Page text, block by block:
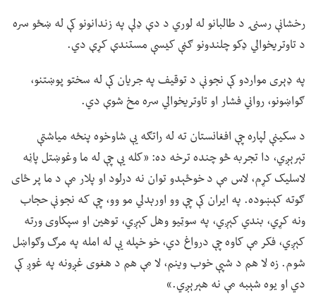
رخشانې رسنۍ د طالبانو له لوري د دې ډلې په زندانونو کې له ښځو سره
د تاوتریخوالي ډکو چلندونو ګڼې کیسې مستندې کړې دي.
په ډېری مواردو کې نجونې د توقیف په جریان کې له سختو پوښتنو،
ګواښونو، رواني فشار او تاوتریخوالي سره مخ شوې دي.
د سکینې لپاره چې افغانستان ته له راتګه یې شاوخوه پنځه میاشتې
تېرېږي، دا تجربه څو چنده ترخه ده: «کله یې چې له ما وغوښتل پاڼه
لاسلیک کړم، لاس مې د خوځېدو توان نه درلود او پلار مې د ما پر ځای
ګوته کېښوده. په ایران کې چې وو اورېدلي مو وو، چې که نجونې حجاب
ونه کړي، بندي کېږي، په سوټیو وهل کېږي، توهین او سپکاوی ورته
کېږي، فکر مې کاوه چې درواغ دي، خو خپله یې له امله په مرګ وګواښل
شوم. زه لا هم د شپې خوب وینم، لا مې هم د هغوی غږونه په غوږ کې
دي او یوه شېبه مې نه هېرېږي.»